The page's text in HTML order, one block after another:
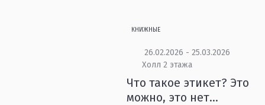
КНИЖНЫЕ
26.02.2026 - 25.03.2026
Холл 2 этажа
Что такое этикет? Это
можно, это нет…